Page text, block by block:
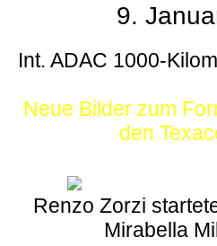
9.
Int. ADAC 1000-
Neue Bilder zum
den
Renzo Zorzi
Mirabella